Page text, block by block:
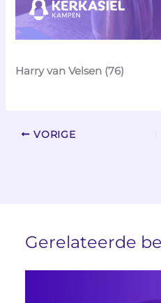
Harry van Velsen (76)
VORIGE
Gerelateerde